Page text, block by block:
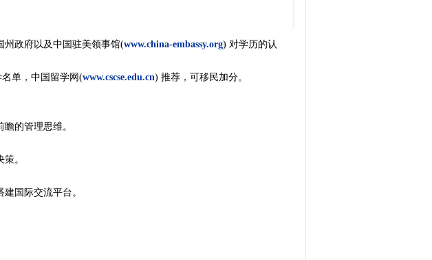
州政府以及中国驻美领事馆(www.china-embassy.org) 对学历的认
单，中国留学网(www.cscse.edu.cn) 推荐，可移民加分。
的管理思维。
。
国际交流平台。